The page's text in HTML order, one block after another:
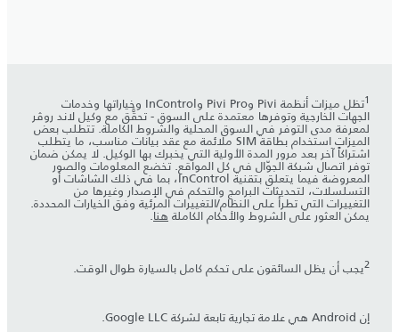
1 تظل ميزات أنظمة Pivi وPivi Pro وInControl وخياراتها وخدمات
الجهات الخارجية وتوفرها معتمدة على السوق - تحقَّق مع وكيل لاند روڤر
لمعرفة مدى التوفر في السوق المحلية والشروط الكاملة. تتطلب بعض
الميزات استخدام بطاقة SIM ملائمة مع عقد بيانات مناسب، ما يتطلب
اشتراكاً آخر بعد مرور المدة الأولية التي يخبرك بها الوكيل. لا يمكن ضمان
توفر اتصال شبكة الجوّال في كل المواقع. تخضع المعلومات والصور
المعروضة فيما يتعلق بتقنية InControl، بما في ذلك الشاشات أو
التسلسلات، لتحديثات البرامج والتحكم في الإصدار وغيرها من
التغييرات التي تطرأ على النظام/التغييرات المرئية وفق الخيارات المحددة.
يمكن العثور على الشروط والأحكام الكاملةهنا.
2يجب أن يظل السائقون على تحكم كامل بالسيارة طوال الوقت.
إن Android هي علامة تجارية تابعة لشركة Google LLC.